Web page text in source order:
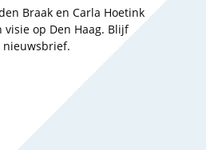
Braak en Carla Hoetink
visie op Den Haag. Blijf
nieuwsbrief.